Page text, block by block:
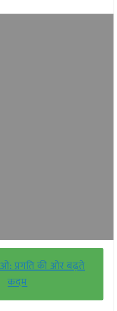
प्रगति की ओर बढ़ते
कदम